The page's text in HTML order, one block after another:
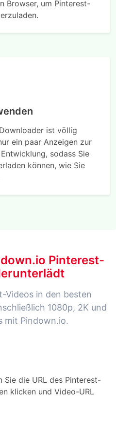
Browser, um Pinterest-
ist völlig
ein paar Anzeigen zur
sodass Sie
können, wie Sie
Pinterest-
Videos in den besten
1080p, 2K und
mit Pindown.io.
Sie die URL des Pinterest-
klicken und Video-URL